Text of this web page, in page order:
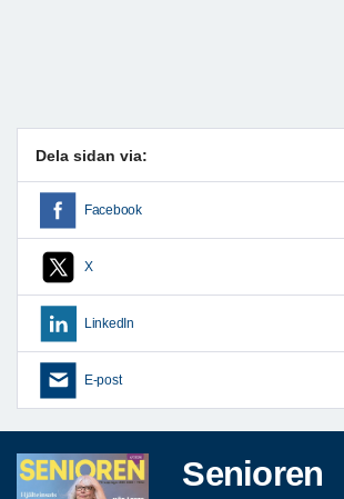
Dela sidan via:
Facebook
X
LinkedIn
E-post
Senioren